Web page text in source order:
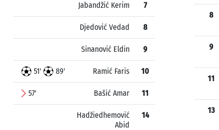
Jabandžić Kerim 7
Djedović Vedad 8
Sinanović Eldin 9
51' 89' Ramić Faris 10
57' Bašić Amar 11
Hadžiedhemović
Abid
14
8
9
11
13